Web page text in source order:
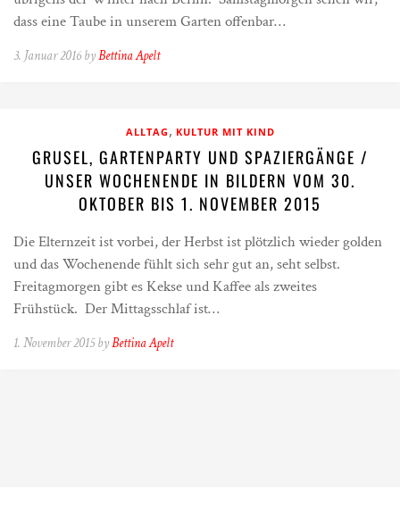
dass eine Taube in unserem Garten offenbar…
3. Januar 2016 byBettina Apelt
ALLTAG , KULTUR MIT KIND
GRUSEL, GARTENPARTY UND SPAZIERGÄNGE /
UNSER WOCHENENDE IN BILDERN VOM 30.
OKTOBER BIS 1. NOVEMBER 2015
Die Elternzeit ist vorbei, der Herbst ist plötzlich wieder golden
und das Wochenende fühlt sich sehr gut an, seht selbst.
Freitagmorgen gibt es Kekse und Kaffee als zweites
Frühstück. Der Mittagsschlaf ist…
1. November 2015 byBettina Apelt